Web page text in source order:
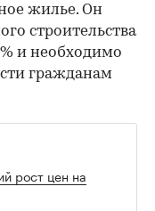
жилье. Он
строительства
и необходимо
гражданам
рост цен на